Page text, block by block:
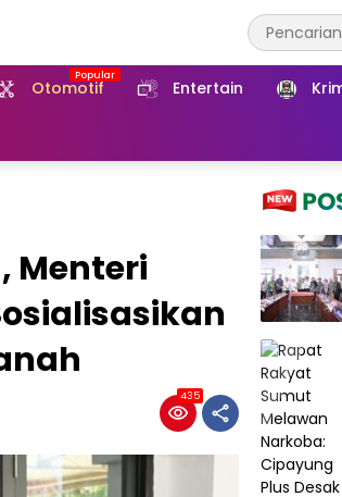
Otomotif Entertain
Menteri
435